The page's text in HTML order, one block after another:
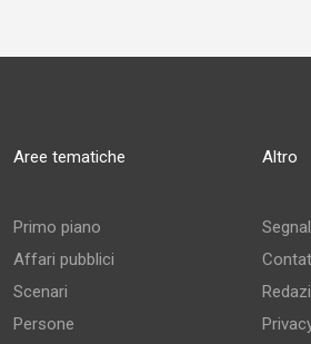
Aree tematiche
Primo piano
Affari pubblici
Scenari
Persone
Altro